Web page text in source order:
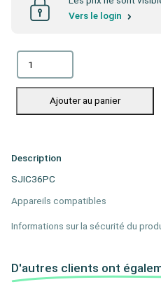
Vers le login
Ajouter au panier
Description
SJIC36PC
Appareils compatibles
Informations sur la sécurité du
D'autres clients ont